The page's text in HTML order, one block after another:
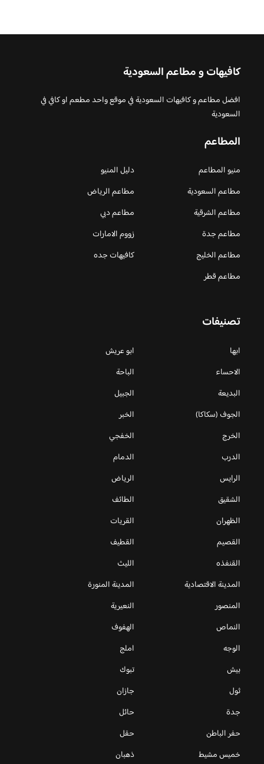
كافيهات و مطاعم السعودية
افضل مطاعم و كافيهات السعودية في موقع واحد مطعم او كافي في
السعودية
المطاعم
منيو المطاعم
دليل المنيو
مطاعم السعودية
مطاعم الرياض
مطاعم الشرقية
مطاعم دبي
مطاعم جدة
زووم الامارات
مطاعم الخليج
كافيهات جده
مطاعم قطر
تصنيفات
ابها
ابو عريش
الاحساء
الباحة
البديعة
الجبيل
الجوف (سكاكا)
الخبر
الخرج
الخفجي
الدرب
الدمام
الرايس
الرياض
الشقيق
الطائف
الظهران
القريات
القصيم
القطيف
القنفذه
الليث
المدينة الاقتصادية
المدينة المنورة
المنصور
النعيرية
النماص
الهفوف
الوجه
املج
بيش
تبوك
ثول
جازان
جدة
حائل
حفر الباطن
حقل
خميس مشيط
ذهبان